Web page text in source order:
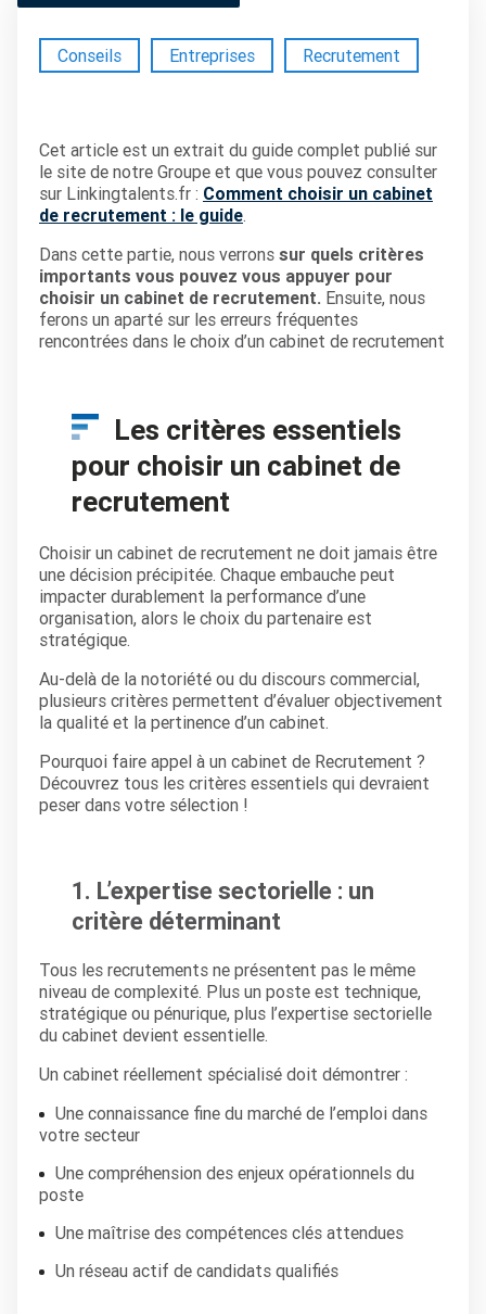
Conseils Entreprises Recrutement
Cet article est un extrait du guide complet publié sur
le site de notre Groupe et que vous pouvez consulter
sur Linkingtalents.fr : Comment choisir un cabinet
de recrutement : le guide.
Dans cette partie, nous verrons sur quels critères
importants vous pouvez vous appuyer pour
choisir un cabinet de recrutement. Ensuite, nous
ferons un aparté sur les erreurs fréquentes
rencontrées dans le choix d’un cabinet de recrutement
Les critères essentiels
pour choisir un cabinet de
recrutement
Choisir un cabinet de recrutement ne doit jamais être
une décision précipitée. Chaque embauche peut
impacter durablement la performance d’une
organisation, alors le choix du partenaire est
stratégique.
Au-delà de la notoriété ou du discours commercial,
plusieurs critères permettent d’évaluer objectivement
la qualité et la pertinence d’un cabinet.
Pourquoi faire appel à un cabinet de Recrutement ?
Découvrez tous les critères essentiels qui devraient
peser dans votre sélection !
1. L’expertise sectorielle : un
critère déterminant
Tous les recrutements ne présentent pas le même
niveau de complexité. Plus un poste est technique,
stratégique ou pénurique, plus l’expertise sectorielle
du cabinet devient essentielle.
Un cabinet réellement spécialisé doit démontrer :
Une connaissance fine du marché de l’emploi dans
votre secteur
Une compréhension des enjeux opérationnels du
poste
Une maîtrise des compétences clés attendues
Un réseau actif de candidats qualifiés